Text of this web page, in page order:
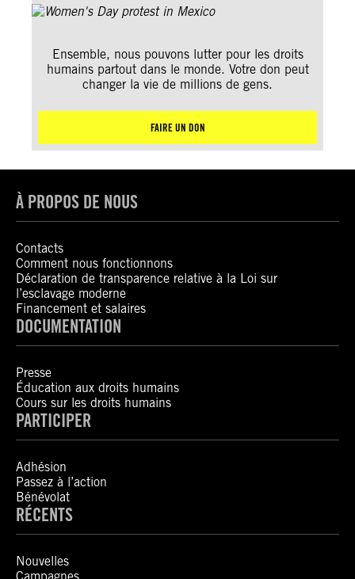
Ensemble, nous pouvons lutter pour les droits
humains partout dans le monde. Votre don peut
changer la vie de millions de gens.
FAIRE UN DON
À PROPOS DE NOUS
Contacts
Comment nous fonctionnons
Déclaration de transparence relative à la Loi sur
l’esclavage moderne
Financement et salaires
DOCUMENTATION
Presse
Éducation aux droits humains
Cours sur les droits humains
PARTICIPER
Adhésion
Passez à l’action
Bénévolat
RÉCENTS
Nouvelles